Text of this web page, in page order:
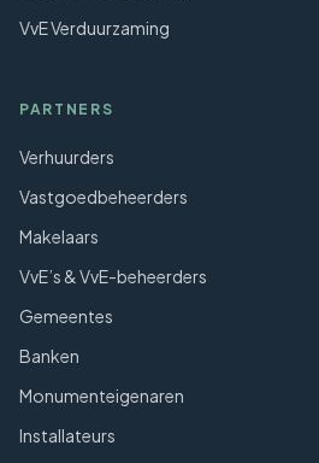
VvE Verduurzaming
PARTNERS
Verhuurders
Vastgoedbeheerders
Makelaars
VvE’s & VvE-beheerders
Gemeentes
Banken
Monumenteigenaren
Installateurs